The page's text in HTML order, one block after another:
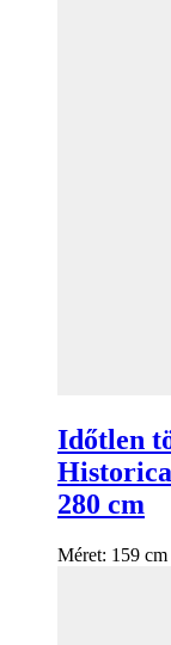
Időtlen
280 cm
Méret: 159